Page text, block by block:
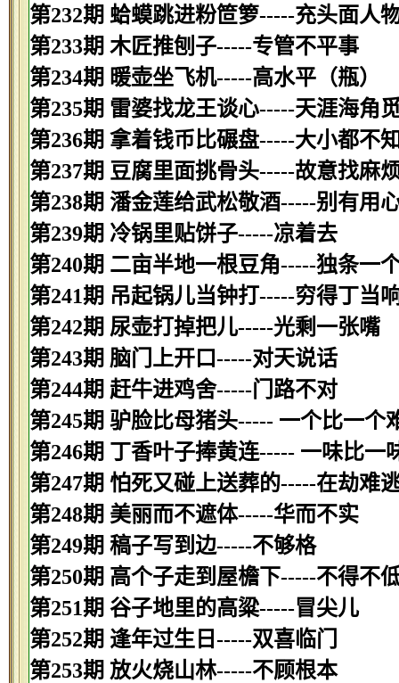
第232期 蛤蟆跳进粉笸箩-----充头面人
第233期 木匠推刨子-----专管不平事
第234期 暖壶坐飞机-----高水平（瓶）
第235期 雷婆找龙王谈心-----天涯海角
第236期 拿着钱币比碾盘-----大小都不
第237期 豆腐里面挑骨头-----故意找麻
第238期 潘金莲给武松敬酒-----别有用
第239期 冷锅里贴饼子-----凉着去
第240期 二亩半地一根豆角-----独条一
第241期 吊起锅儿当钟打-----穷得丁当
第242期 尿壶打掉把儿-----光剩一张嘴
第243期 脑门上开口-----对天说话
第244期 赶牛进鸡舍-----门路不对
第245期 驴脸比母猪头----- 一个比一个
第246期 丁香叶子捧黄连----- 一味比一
第247期 怕死又碰上送葬的-----在劫难
第248期 美丽而不遮体-----华而不实
第249期 稿子写到边-----不够格
第250期 高个子走到屋檐下-----不得不
第251期 谷子地里的高粱-----冒尖儿
第252期 逢年过生日-----双喜临门
第253期 放火烧山林-----不顾根本